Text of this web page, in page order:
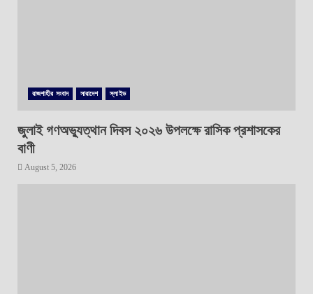
রাজশাহীর সংবাদ সারাদেশ স্লাইড
জুলাই গণঅভ্যুত্থান দিবস ২০২৬ উপলক্ষে রাসিক প্রশাসকের
বাণী
August 5, 2026